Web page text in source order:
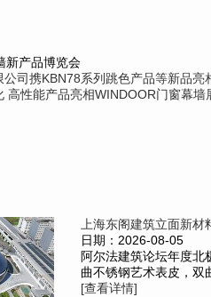
新产品博览会
公司携KBN78系列跳色产品等新品
高性能产品亮相WINDOOR门窗幕墙
上海东阁建筑立面新材
日期：2026-08-05
阿尔法建筑论坛年度北
曲不锈钢艺术表皮，双
[查看详情]